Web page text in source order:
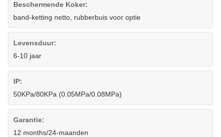
Beschermende Koker:
band-ketting netto, rubberbuis voor optie
Levensduur:
6-10 jaar
IP:
50KPa/80KPa (0.05MPa/0.08MPa)
Garantie:
12 months/24-maanden